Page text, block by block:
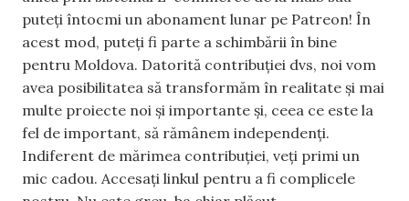
puteți întocmi un abonament lunar pe Patreon! În
acest mod, puteți fi parte a schimbării în bine
pentru Moldova. Datorită contribuției dvs, noi vom
avea posibilitatea să transformăm în realitate și mai
multe proiecte noi și importante și, ceea ce este la
fel de important, să rămânem independenți.
Indiferent de mărimea contribuției, veți primi un
mic cadou. Accesați linkul pentru a fi complicele